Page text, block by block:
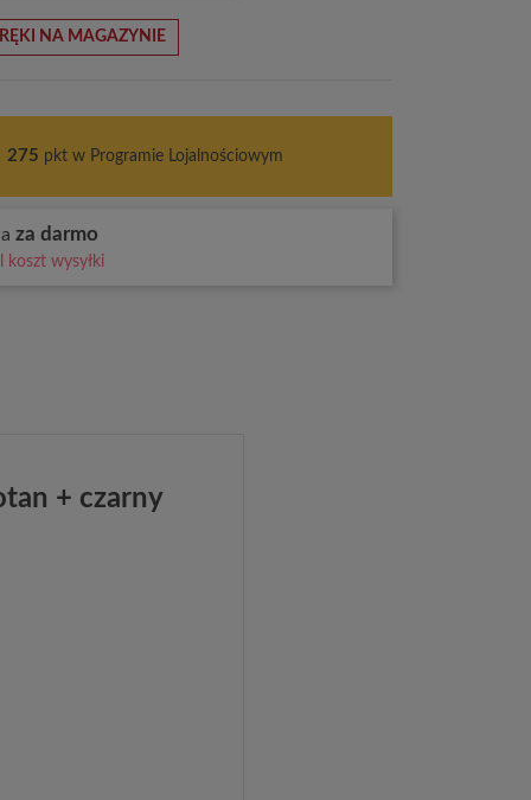
NA MAGAZYNIE
275 pkt w Programie Lojalnościowym
za darmo
koszt wysyłki
+ czarny